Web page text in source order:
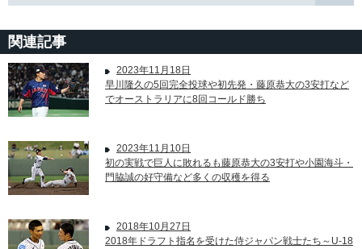
関連記事
2023年11月18日
早川隆久の5回完全投球や初先発・藤原恭大の3安打など
でオーストラリアに8回コールド勝ち
2023年11月10日
初の実戦で巨人に敗れるも藤原恭大の3安打や小園海斗・
門脇誠の好守備など多くの収穫を得る
2018年10月27日
2018年ドラフト指名を受けた侍ジャパン戦士たち～U-18